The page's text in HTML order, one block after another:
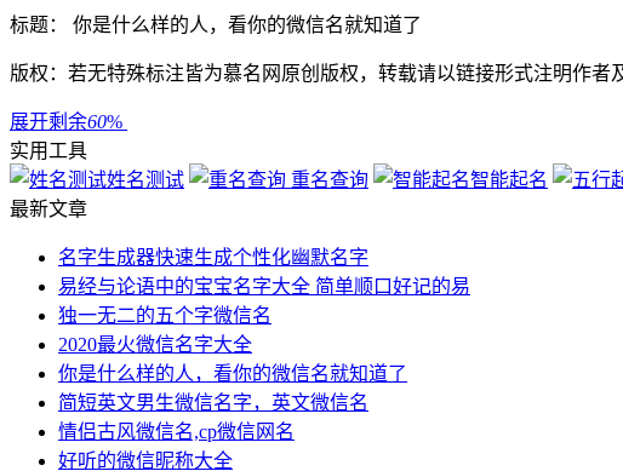
标题： 你是什么样的人，看你的微信名就知道了
版权：若无特殊标注皆为慕名网原创版权，转载请以链接形式注明作者
展开剩余60%
实用工具
姓名测试
重名查询 智能起名
最新文章
名字生成器快速生成个性化幽默名字
易经与论语中的宝宝名字大全 简单顺口好记的易
独一无二的五个字微信名
2020最火微信名字大全
你是什么样的人，看你的微信名就知道了
简短英文男生微信名字，英文微信名
情侣古风微信名,cp微信网名
好听的微信昵称大全